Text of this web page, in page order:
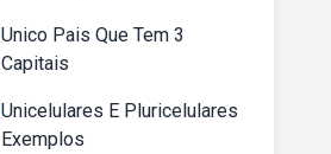
Unico Pais Que Tem 3
Capitais
Unicelulares E Pluricelulares
Exemplos